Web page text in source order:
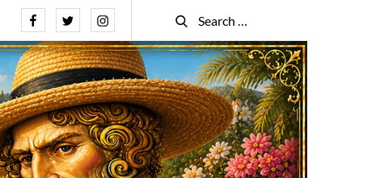
FacebookTwitterInstagram
Search
for:
Search